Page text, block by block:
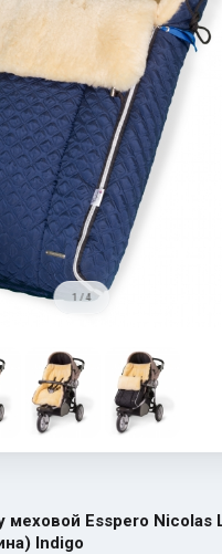
1 / 4
меховой Esspero Nicolas
Indigo